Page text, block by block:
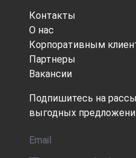
Контакты
О нас
Корпоративным
Партнеры
Вакансии
Подпишитесь на
выгодных